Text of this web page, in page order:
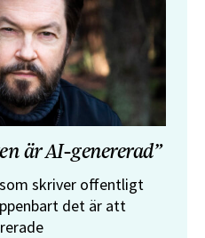
är AI-genererad”
skriver offentligt
det är att